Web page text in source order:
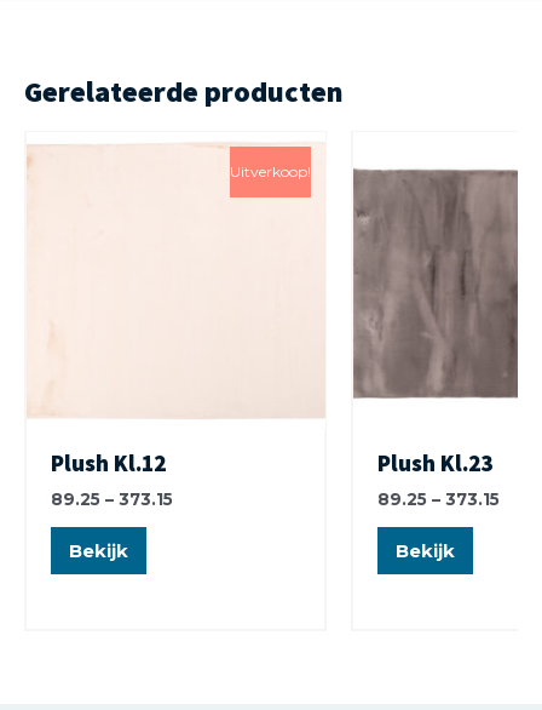
Gerelateerde producten
Uitverkoop!
Plush Kl.12
89.25 – 373.15
Bekijk
Plush Kl.23
89.25 – 373.15
Bekijk